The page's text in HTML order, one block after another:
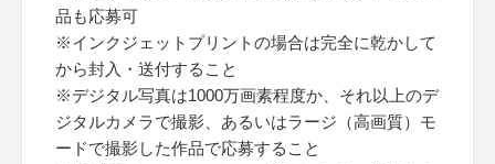
品も応募可
※インクジェットプリントの場合は完全に乾かして
から封入・送付すること
※デジタル写真は1000万画素程度か、それ以上のデ
ジタルカメラで撮影、あるいはラージ（高画質）モ
ードで撮影した作品で応募すること